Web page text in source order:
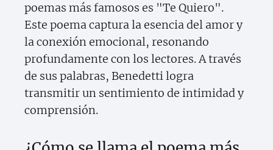
poemas más famosos es "Te Quiero".
Este poema captura la esencia del amor y
la conexión emocional, resonando
profundamente con los lectores. A través
de sus palabras, Benedetti logra
transmitir un sentimiento de intimidad y
comprensión.